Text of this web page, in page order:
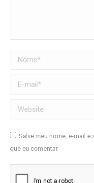
Nome *
E-mail *
Website
Salve meu nome, e-mail
que eu comentar.